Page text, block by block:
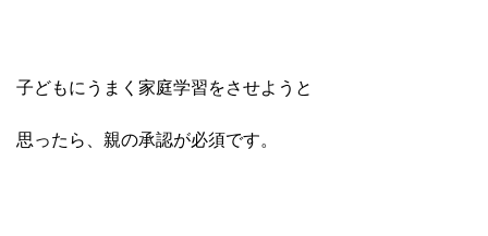
子どもにうまく家庭学習をさせよう と
思ったら、親の承認が必須です。